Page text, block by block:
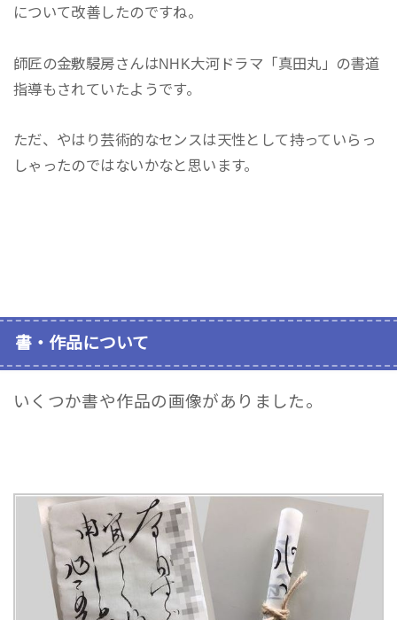
について改善したのですね。
師匠の金敷駸房さんはNHK大河ドラマ「真田丸」の書道
指導もされていたようです。
ただ、やはり芸術的なセンスは天性として持っていらっ
しゃったのではないかなと思います。
書・作品について
いくつか書や作品の画像がありました。